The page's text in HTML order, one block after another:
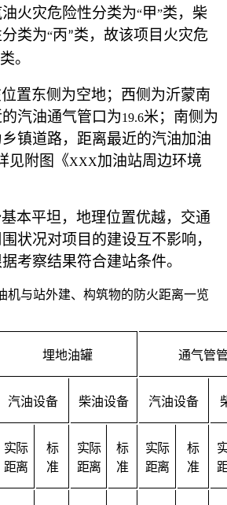
火灾危险性分类为“甲”类，柴
类为“丙”类，故该项目火灾危
类。
置东侧为空地；西侧为沂蒙南
汽油通气管口为19.6米；南侧为
镇道路，距离最近的汽油加油
见附图《XXX加油站周边环境
本平坦，地理位置优越，交通
状况对项目的建设互不影响，
考察结果符合建站条件。
机与站外建、构筑物的防火距离一览
埋地油罐 通气管
汽油设备 柴油设备 汽油设备
实际
距离
标
准
实际
距离
标
准
实际
距离
标
准